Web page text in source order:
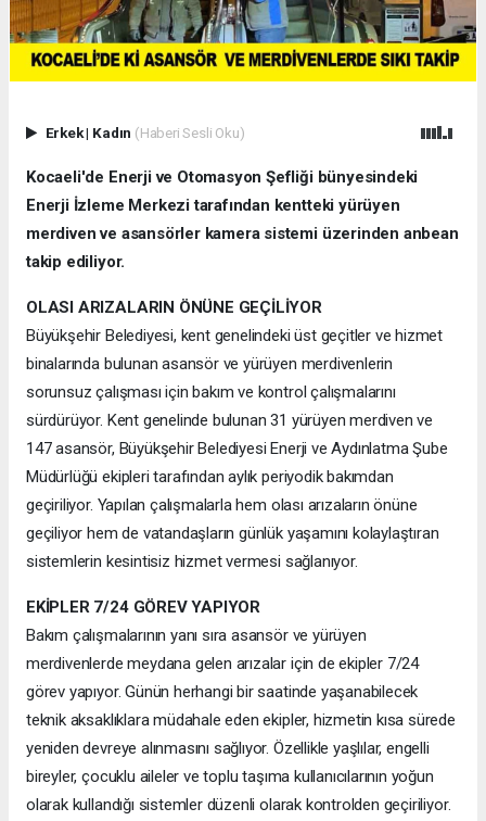
Erkek| Kadın (Haberi Sesli Oku)
Kocaeli'de Enerji ve Otomasyon Şefliği bünyesindeki
Enerji İzleme Merkezi tarafından kentteki yürüyen
merdiven ve asansörler kamera sistemi üzerinden anbean
takip ediliyor.
OLASI ARIZALARIN ÖNÜNE GEÇİLİYOR
Büyükşehir Belediyesi, kent genelindeki üst geçitler ve hizmet
binalarında bulunan asansör ve yürüyen merdivenlerin
sorunsuz çalışması için bakım ve kontrol çalışmalarını
sürdürüyor. Kent genelinde bulunan 31 yürüyen merdiven ve
147 asansör, Büyükşehir Belediyesi Enerji ve Aydınlatma Şube
Müdürlüğü ekipleri tarafından aylık periyodik bakımdan
geçiriliyor. Yapılan çalışmalarla hem olası arızaların önüne
geçiliyor hem de vatandaşların günlük yaşamını kolaylaştıran
sistemlerin kesintisiz hizmet vermesi sağlanıyor.
EKİPLER 7/24 GÖREV YAPIYOR
Bakım çalışmalarının yanı sıra asansör ve yürüyen
merdivenlerde meydana gelen arızalar için de ekipler 7/24
görev yapıyor. Günün herhangi bir saatinde yaşanabilecek
teknik aksaklıklara müdahale eden ekipler, hizmetin kısa sürede
yeniden devreye alınmasını sağlıyor. Özellikle yaşlılar, engelli
bireyler, çocuklu aileler ve toplu taşıma kullanıcılarının yoğun
olarak kullandığı sistemler düzenli olarak kontrolden geçiriliyor.